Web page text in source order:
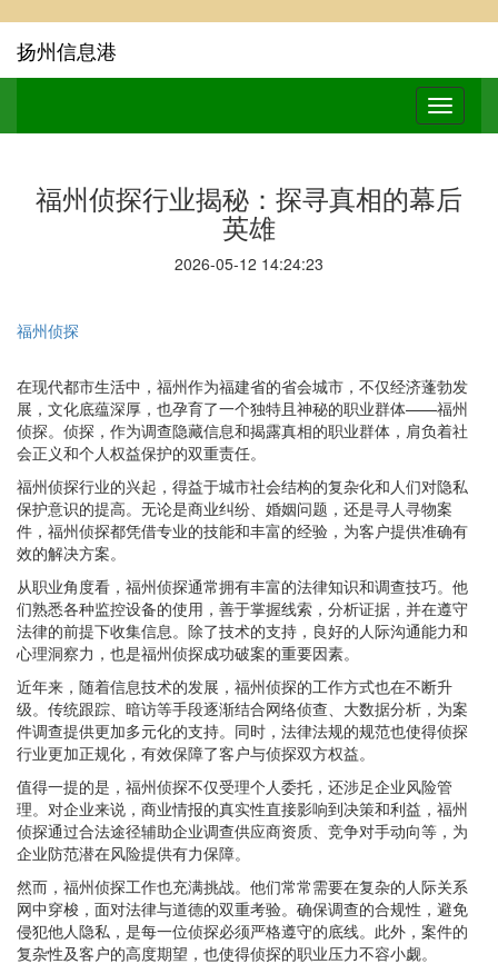
扬州信息港
福州侦探行业揭秘：探寻真相的幕后
英雄
2026-05-12 14:24:23
福州侦探
在现代都市生活中，福州作为福建省的省会城市，不仅经济蓬勃发
展，文化底蕴深厚，也孕育了一个独特且神秘的职业群体——福州
侦探。侦探，作为调查隐藏信息和揭露真相的职业群体，肩负着社
会正义和个人权益保护的双重责任。
福州侦探行业的兴起，得益于城市社会结构的复杂化和人们对隐私
保护意识的提高。无论是商业纠纷、婚姻问题，还是寻人寻物案
件，福州侦探都凭借专业的技能和丰富的经验，为客户提供准确有
效的解决方案。
从职业角度看，福州侦探通常拥有丰富的法律知识和调查技巧。他
们熟悉各种监控设备的使用，善于掌握线索，分析证据，并在遵守
法律的前提下收集信息。除了技术的支持，良好的人际沟通能力和
心理洞察力，也是福州侦探成功破案的重要因素。
近年来，随着信息技术的发展，福州侦探的工作方式也在不断升
级。传统跟踪、暗访等手段逐渐结合网络侦查、大数据分析，为案
件调查提供更加多元化的支持。同时，法律法规的规范也使得侦探
行业更加正规化，有效保障了客户与侦探双方权益。
值得一提的是，福州侦探不仅受理个人委托，还涉足企业风险管
理。对企业来说，商业情报的真实性直接影响到决策和利益，福州
侦探通过合法途径辅助企业调查供应商资质、竞争对手动向等，为
企业防范潜在风险提供有力保障。
然而，福州侦探工作也充满挑战。他们常常需要在复杂的人际关系
网中穿梭，面对法律与道德的双重考验。确保调查的合规性，避免
侵犯他人隐私，是每一位侦探必须严格遵守的底线。此外，案件的
复杂性及客户的高度期望，也使得侦探的职业压力不容小觑。